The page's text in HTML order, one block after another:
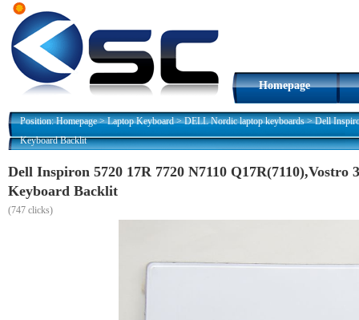
Homepage
Position:Homepage>Laptop Keyboard>DELL Nordic laptop keyboards>Dell
Keyboard Backlit
Dell Inspiron 5720 17R 7720 N7110
Keyboard Backlit
(747 clicks)